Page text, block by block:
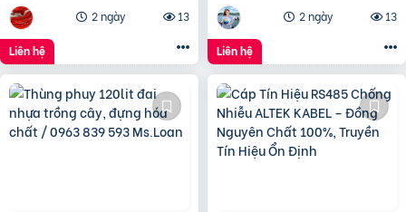
2 ngày
13
Liên hệ
2 ngày
13
Liên hệ